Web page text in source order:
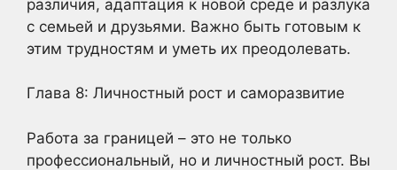
различия, адаптация к новой среде и разлука
с семьей и друзьями. Важно быть готовым к
этим трудностям и уметь их преодолевать.
Глава 8: Личностный рост и саморазвитие
Работа за границей – это не только
профессиональный, но и личностный рост. Вы